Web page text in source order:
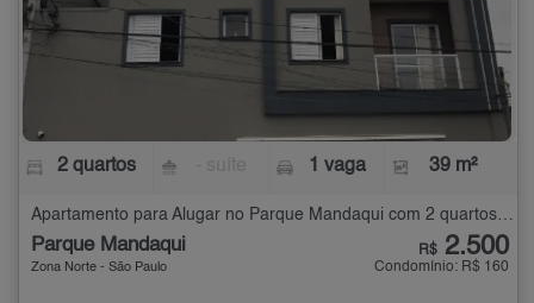
2 quartos 1 vaga 39 m²
Apartamento para Alugar no Parque Mandaqui com 2 quartos - 39 m²
Parque Mandaqui
Zona Norte - São Paulo
R$ 2.500
Condomínio: R$ 160